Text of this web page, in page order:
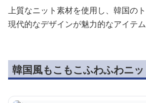
上質なニット素材を使用し、韓国の
現代的なデザインが魅力的なアイテム
韓国風もこもこふわふわニ